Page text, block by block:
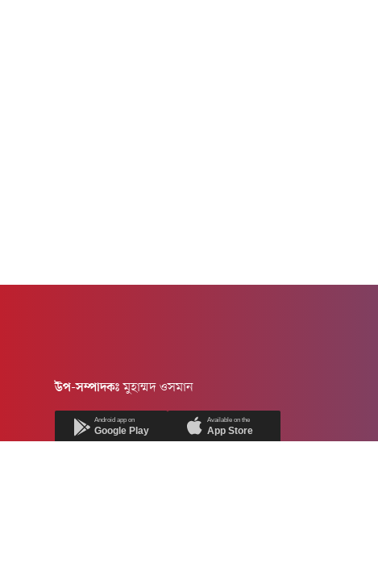
উপ-সম্পাদকঃমুহাম্মদ ওসমান
Android app on
Google Play
Available on the
App Store